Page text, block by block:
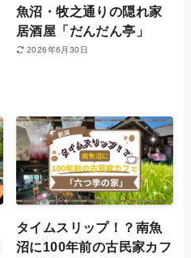
魚沼・牧之通りの隠れ家
居酒屋「だんだん亭」
2026年6月30日
タイムスリップ！？南魚
沼に100年前の古民家カフ